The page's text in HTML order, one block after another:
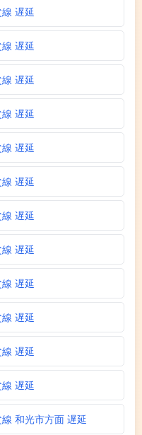
遅延
遅延
遅延
遅延
遅延
遅延
遅延
遅延
遅延
遅延
遅延
遅延
和光市方面 遅延